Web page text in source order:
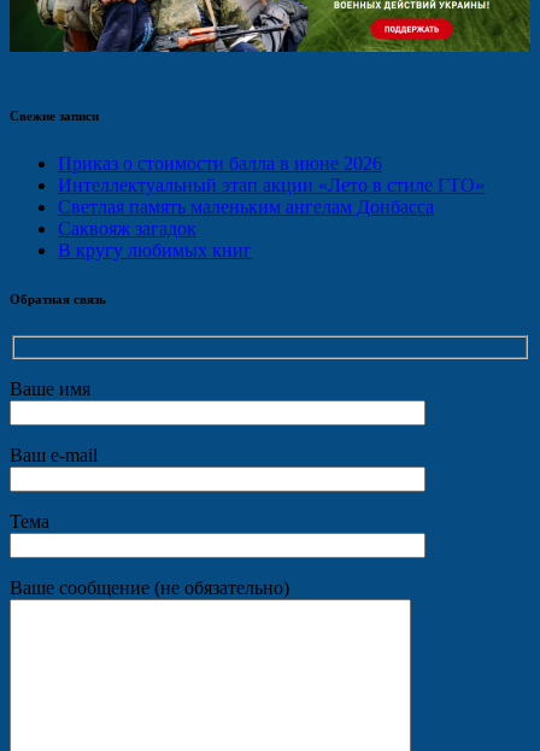
Свежие записи
Приказ о стоимости балла в июне 2026
Интеллектуальный этап акции «Лето в стиле ГТО»
Светлая память маленьким ангелам Донбасса
Саквояж загадок
В кругу любимых книг
Обратная связь
Ваше имя
Ваш e-mail
Тема
Ваше сообщение (не обязательно)